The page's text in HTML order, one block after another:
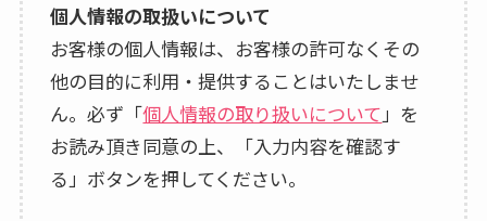
個人情報の取扱いについて
お客様の個人情報は、お客様の許可なくその
他の目的に利用・提供することはいたしませ
ん。必ず「個人情報の取り扱いについて 」を
お読み頂き同意の上、「入力内容を確認す
る」ボタンを押してください。